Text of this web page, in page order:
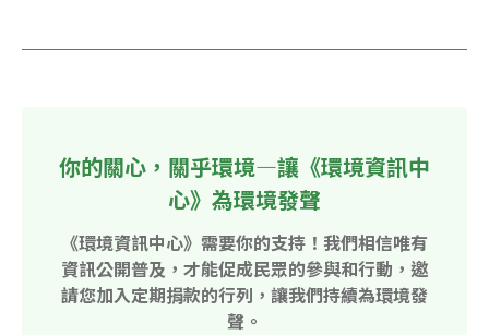
你的關心，關乎環境—讓《環境資訊中
心》為環境發聲
《環境資訊中心》需要你的支持！我們相信唯有
資訊公開普及，才能促成民眾的參與和行動，邀
請您加入定期捐款的行列，讓我們持續為環境發
聲。